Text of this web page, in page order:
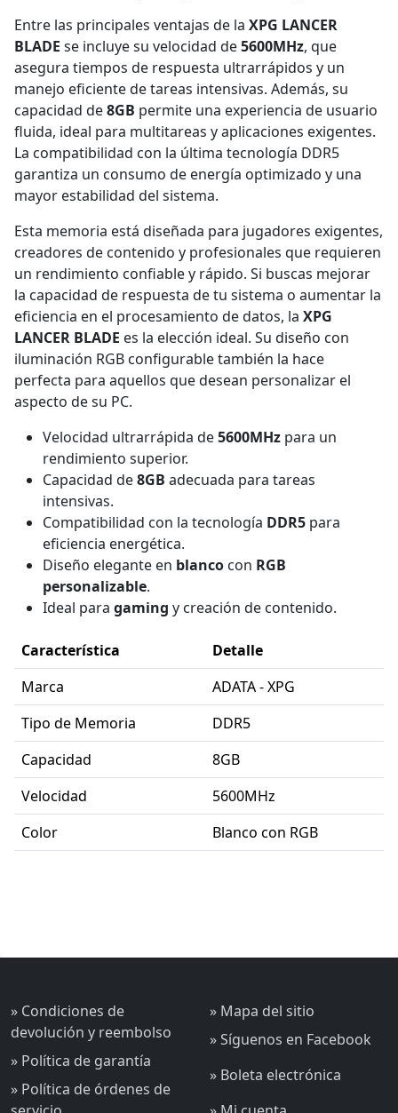
Entre las principales ventajas de la XPG LANCER
BLADE se incluye su velocidad de5600MHz, que
asegura tiempos de respuesta ultrarrápidos y un
manejo eficiente de tareas intensivas. Además, su
capacidad de8GB permite una experiencia de usuario
fluida, ideal para multitareas y aplicaciones exigentes.
La compatibilidad con la última tecnología DDR5
garantiza un consumo de energía optimizado y una
mayor estabilidad del sistema.
Esta memoria está diseñada para jugadores exigentes,
creadores de contenido y profesionales que requieren
un rendimiento confiable y rápido. Si buscas mejorar
la capacidad de respuesta de tu sistema o aumentar la
eficiencia en el procesamiento de datos, la XPG
LANCER BLADE es la elección ideal. Su diseño con
iluminación RGB configurable también la hace
perfecta para aquellos que desean personalizar el
aspecto de su PC.
Velocidad ultrarrápida de5600MHz para un
rendimiento superior.
Capacidad de8GB adecuada para tareas
intensivas.
Compatibilidad con la tecnología DDR5 para
eficiencia energética.
Diseño elegante en blanco con RGB
personalizable.
Ideal para gaming y creación de contenido.
Característica
Detalle
Marca
ADATA - XPG
Tipo de Memoria
DDR5
Capacidad
8GB
Velocidad
5600MHz
Color
Blanco con RGB
» Condiciones de
devolución y reembolso
» Política de garantía
» Política de órdenes de
» Mapa del sitio
» Síguenos en Facebook
» Boleta electrónica